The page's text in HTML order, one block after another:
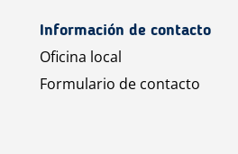
Información de contacto
Oficina local
Formulario de contacto